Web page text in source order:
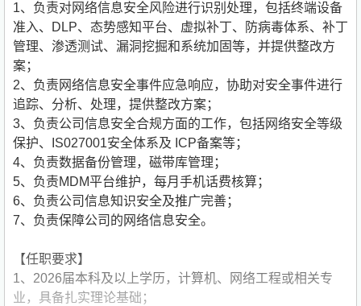
1、负责对网络信息安全风险进行识别处理，包括终端设备
准入、DLP、态势感知平台、虚拟补丁、防病毒体系、补丁
管理、渗透测试、漏洞挖掘和系统加固等，并提供整改方
案；
2、负责网络信息安全事件应急响应，协助对安全事件进行
追踪、分析、处理，提供整改方案；
3、负责公司信息安全合规方面的工作，包括网络安全等级
保护、IS027001安全体系及 ICP备案等；
4、负责数据备份管理，磁带库管理；
5、负责MDM平台维护，每月手机话费核算；
6、负责公司信息知识安全及推广完善；
7、负责保障公司的网络信息安全。
【任职要求】
1、2026届本科及以上学历，计算机、网络工程或相关专
业，具备扎实理论基础；